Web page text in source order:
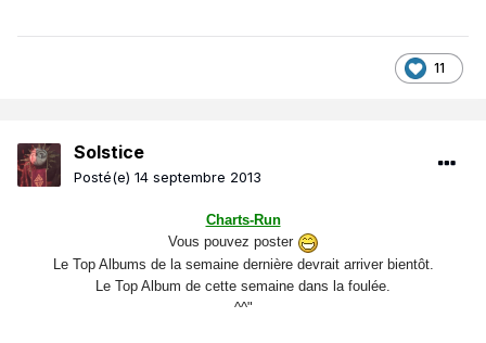
11
Solstice
Posté(e) 14 septembre 2013
Charts-Run
Vous pouvez poster
Le Top Albums de la semaine dernière devrait arriver bientôt.
Le Top Album de cette semaine dans la foulée.
^^"